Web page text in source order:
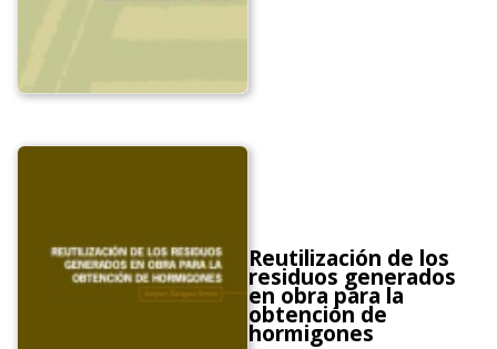
Reutilización de los
residuos generados
en obra para la
obtención de
hormigones